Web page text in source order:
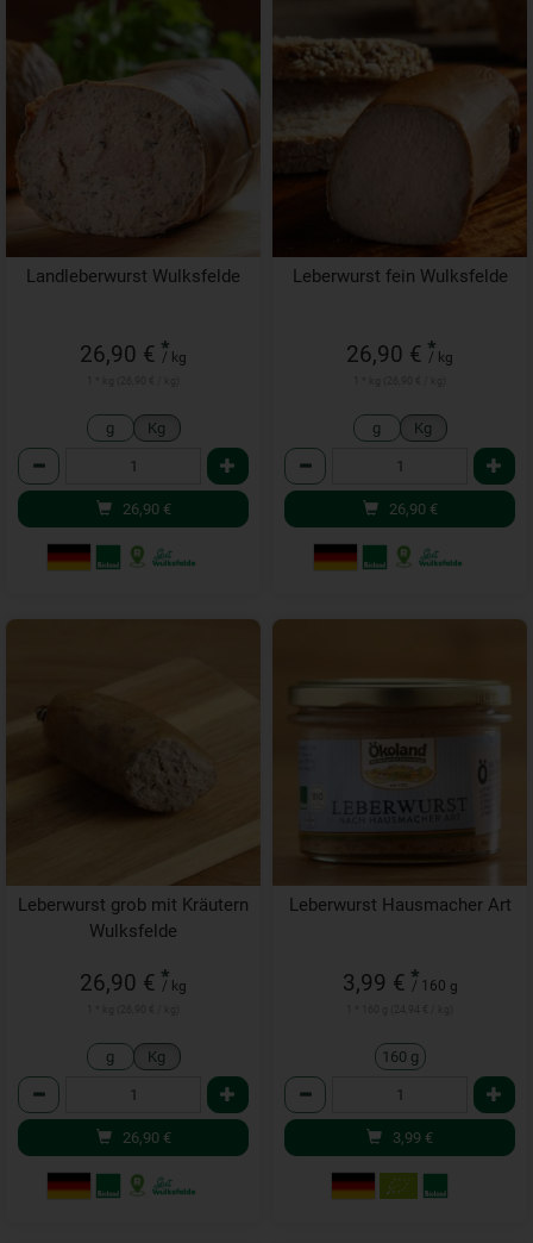
Landleberwurst Wulksfelde
26,90 € *
/ kg
g Kg
Anzahl
26,90 €
Leberwurst fein Wulksfelde
26,90 € *
/ kg
g Kg
Anzahl
26,90 €
Leberwurst grob mit Kräutern
Wulksfelde
26,90 € *
/ kg
g Kg
Anzahl
26,90 €
Leberwurst Hausmacher Art
3,99 € *
/ 160 g
160 g
Anzahl
3,99 €